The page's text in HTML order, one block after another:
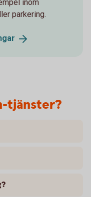
inom
parkering.
tjänster?